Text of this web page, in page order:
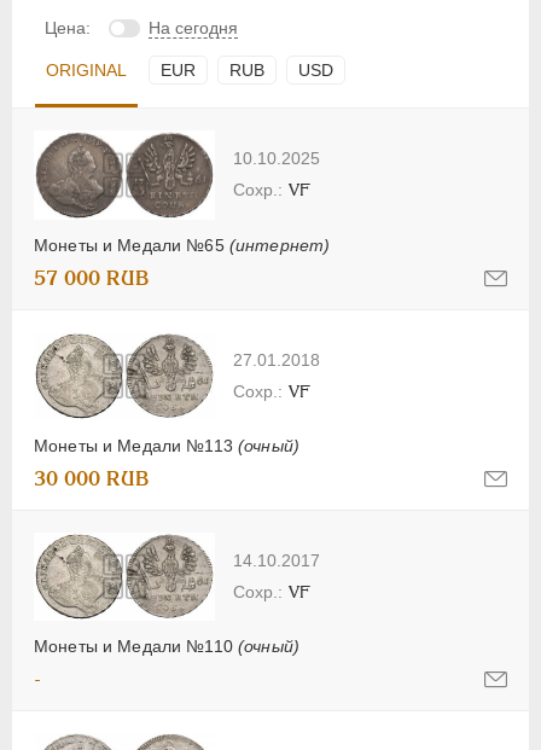
Цена: На сегодня
ORIGINAL EUR RUB USD
10.10.2025
Монеты и Медали №65 (интернет)
VF
57 000 RUB
27.01.2018
Монеты и Медали №113 (очный)
VF
30 000 RUB
14.10.2017
Монеты и Медали №110 (очный)
VF
-